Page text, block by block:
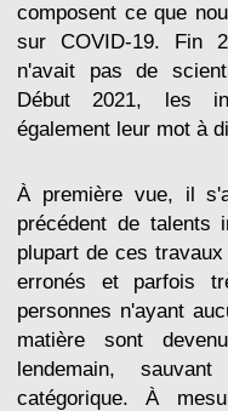
composent ce que
sur COVID-19. Fin
n'avait pas de
Début 2021, les
également leur mot à
À première vue, il
précédent de talents
plupart de ces
erronés et parfois
personnes n'ayant
matière sont
lendemain,
catégorique. À